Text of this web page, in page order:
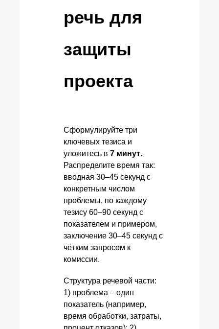
речь для
защиты
проекта
Сформулируйте три
ключевых тезиса и
уложитесь в 7 минут.
Распределите время так:
вводная 30–45 секунд с
конкретным числом
проблемы, по каждому
тезису 60–90 секунд с
показателем и примером,
заключение 30–45 секунд с
чётким запросом к
комиссии.
Структура речевой части:
1) проблема – один
показатель (например,
время обработки, затраты,